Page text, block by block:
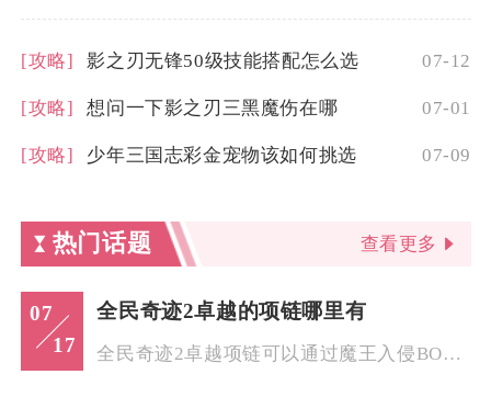
[攻略] 影之刃无锋50级技能搭配怎么选 07-12
[攻略] 想问一下影之刃三黑魔伤在哪 07-01
[攻略] 少年三国志彩金宠物该如何挑选 07-09
热门话题 查看更多
07
17
全民奇迹2卓越的项链哪里有
全民奇迹2卓越项链可以通过魔王入侵BOSS挑战、高阶野外首领...